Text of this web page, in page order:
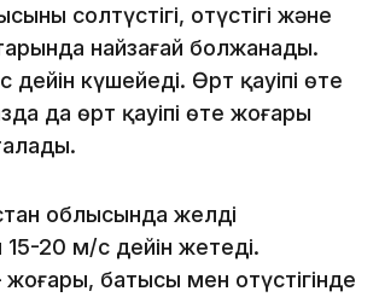
солтүстігі, оңтүстігі және
найзағай болжанады.
күшейеді. Өрт қауіпі өте
да өрт қауіпі өте жоғары
облысында желдің
20 м/с дейін жетеді.
батысы мен оңтүстігінде